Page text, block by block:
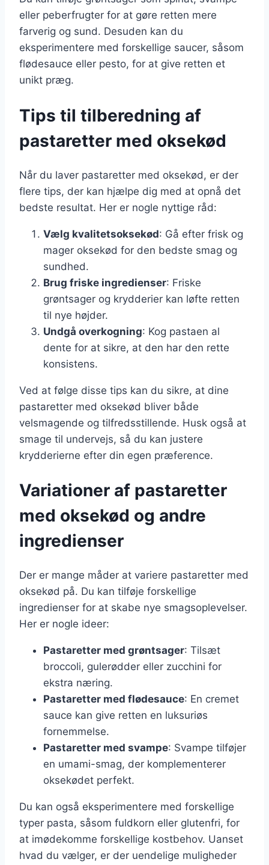
eller peberfrugter for at gøre retten mere
farverig og sund. Desuden kan du
eksperimentere med forskellige saucer, såsom
flødesauce eller pesto, for at give retten et
unikt præg.
Tips til tilberedning af
pastaretter med oksekød
Når du laver pastaretter med oksekød, er der
flere tips, der kan hjælpe dig med at opnå det
bedste resultat. Her er nogle nyttige råd:
Vælg kvalitetsoksekød: Gå efter frisk og
mager oksekød for den bedste smag og
sundhed.
Brug friske ingredienser: Friske
grøntsager og krydderier kan løfte retten
til nye højder.
Undgå overkogning: Kog pastaen al
dente for at sikre, at den har den rette
konsistens.
Ved at følge disse tips kan du sikre, at dine
pastaretter med oksekød bliver både
velsmagende og tilfredsstillende. Husk også at
smage til undervejs, så du kan justere
krydderierne efter din egen præference.
Variationer af pastaretter
med oksekød og andre
ingredienser
Der er mange måder at variere pastaretter med
oksekød på. Du kan tilføje forskellige
ingredienser for at skabe nye smagsoplevelser.
Her er nogle ideer:
Pastaretter med grøntsager: Tilsæt
broccoli, gulerødder eller zucchini for
ekstra næring.
Pastaretter med flødesauce: En cremet
sauce kan give retten en luksuriøs
fornemmelse.
Pastaretter med svampe: Svampe tilføjer
en umami-smag, der komplementerer
oksekødet perfekt.
Du kan også eksperimentere med forskellige
typer pasta, såsom fuldkorn eller glutenfri, for
at imødekomme forskellige kostbehov. Uanset
hvad du vælger, er der uendelige muligheder